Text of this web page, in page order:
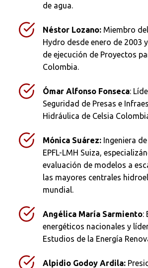
de agua.
Néstor Lozano: Miembro
Hydro desde enero de 2003
de ejecución de Proyectos
Colombia.
Ómar Alfonso Fonseca:
Seguridad de Presas e
Hidráulica de Celsia
Mónica Suárez: Ingeniera
EPFL-LMH Suiza,
evaluación de modelos a
las mayores centrales
mundial.
Angélica María Sarmiento:
energéticos nacionales y
Estudios de la Energía
Alpidio Godoy Ardila:
Buscar